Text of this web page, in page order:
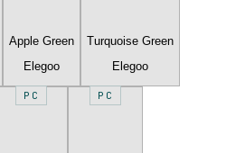
Apple Green
Elegoo
Turquoise Green
Elegoo
PC PC